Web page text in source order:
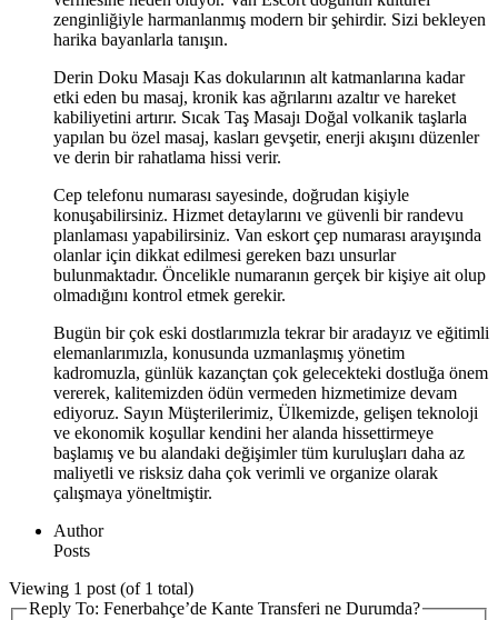
zenginliğiyle harmanlanmış modern bir şehirdir. Sizi bekleyen
harika bayanlarla tanışın.
Derin Doku Masajı Kas dokularının alt katmanlarına kadar
etki eden bu masaj, kronik kas ağrılarını azaltır ve hareket
kabiliyetini artırır. Sıcak Taş Masajı Doğal volkanik taşlarla
yapılan bu özel masaj, kasları gevşetir, enerji akışını düzenler
ve derin bir rahatlama hissi verir.
Cep telefonu numarası sayesinde, doğrudan kişiyle
konuşabilirsiniz. Hizmet detaylarını ve güvenli bir randevu
planlaması yapabilirsiniz. Van eskort çep numarası arayışında
olanlar için dikkat edilmesi gereken bazı unsurlar
bulunmaktadır. Öncelikle numaranın gerçek bir kişiye ait olup
olmadığını kontrol etmek gerekir.
Bugün bir çok eski dostlarımızla tekrar bir aradayız ve eğitimli
elemanlarımızla, konusunda uzmanlaşmış yönetim
kadromuzla, günlük kazançtan çok gelecekteki dostluğa önem
vererek, kalitemizden ödün vermeden hizmetimize devam
ediyoruz. Sayın Müşterilerimiz, Ülkemizde, gelişen teknoloji
ve ekonomik koşullar kendini her alanda hissettirmeye
başlamış ve bu alandaki değişimler tüm kuruluşları daha az
maliyetli ve risksiz daha çok verimli ve organize olarak
çalışmaya yöneltmiştir.
Author
Posts
Viewing 1 post (of 1 total)
Reply To: Fenerbahçe’de Kante Transferi ne Durumda?